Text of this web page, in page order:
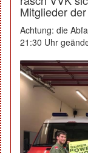
Mitglieder
Achtung: die
21:30 Uhr